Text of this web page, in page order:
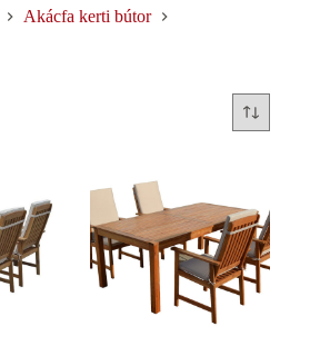
Akácfa kerti bútor